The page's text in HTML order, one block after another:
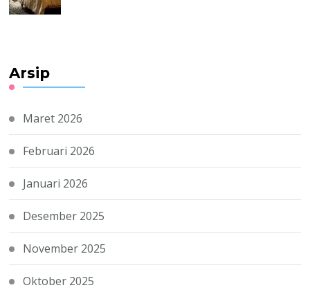
Arsip
Maret 2026
Februari 2026
Januari 2026
Desember 2025
November 2025
Oktober 2025